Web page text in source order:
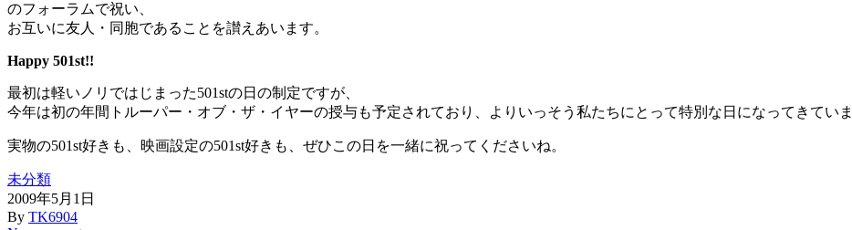
のフォーラムで祝い、
お互いに友人・同胞であることを讃えあいます。
Happy 501st!!
最初は軽いノリではじまった501stの日の制定ですが、
今年は初の年間トルーパー・オブ・ザ・イヤーの授与も予定されており、よりいっそう私たちにとって特別な日になってきていま
実物の501st好きも、映画設定の501st好きも、ぜひこの日を一緒に祝ってくださいね。
未分類
2009年5月1日
By TK6904